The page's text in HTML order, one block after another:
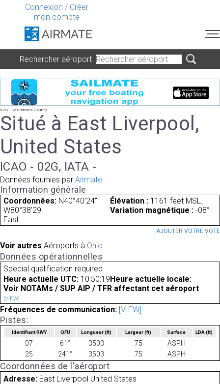
Connexion / Créer
mon compte
Rechercher aéroport
02G - Columbiana County
Situé à East Liverpool,
United States
ICAO - 02G, IATA -
Données fournies par Airmate
Information générale
Coordonnées: N40°40'24"
W80°38'29"
Élévation : 1161 feet MSL.
Variation magnétique : -08°
East
AJOUTER VOTRE VOTE
Voir autres Aéroports à Ohio
Données opérationnelles
Special qualification required
Heure actuelle UTC: 10:50:19 Heure actuelle locale:
Voir NOTAMs / SUP AIP / TFR affectant cet aéroport
[VIEW]
Fréquences de communication: [VIEW]
Pistes:
Identifiant RWY QFU Longueur(ft) Largeur(ft) Surface LDA(ft)
07 61° 3503 75
ASPH
25
241° 3503 75 ASPH
Coordonnées de l'aéroport
Adresse: East Liverpool United States